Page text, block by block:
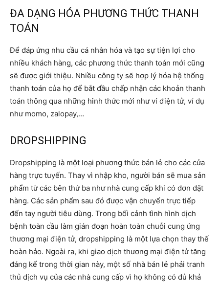
ĐA DẠNG HÓA PHƯƠNG THỨC THANH
TOÁN
Để đáp ứng nhu cầu cá nhân hóa và tạo sự tiện lợi cho
nhiều khách hàng, ​​các phương thức thanh toán mới cũng
sẽ được giới thiệu. Nhiều công ty sẽ hợp lý hóa hệ thống
thanh toán của họ để bắt đầu chấp nhận các khoản thanh
toán thông qua những hinh thức mới như ví điện tử, ví dụ
như momo, zalopay,…
DROPSHIPPING
Dropshipping là một loại phương thức bán lẻ cho các cửa
hàng trực tuyến. Thay vì nhập kho, người bán sẽ mua sản
phẩm từ các bên thứ ba như nhà cung cấp khi có đơn đặt
hàng. Các sản phẩm sau đó được vận chuyển trực tiếp
đến tay người tiêu dùng. Trong bối cảnh tình hình dịch
bệnh toàn cầu làm gián đoạn hoàn toàn chuỗi cung ứng
thương mại điện tử, dropshipping là một lựa chọn thay thế
hoàn hảo. Ngoài ra, khi giao dịch thương mại điện tử tăng
đáng kể trong thời gian này, một số nhà bán lẻ phải tranh
thủ dịch vụ của các nhà cung cấp vì họ không có đủ khả